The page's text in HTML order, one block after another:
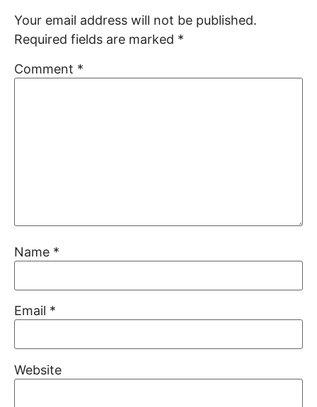
Your email address will not be published.
Required fields are marked *
Comment *
Name *
Email *
Website